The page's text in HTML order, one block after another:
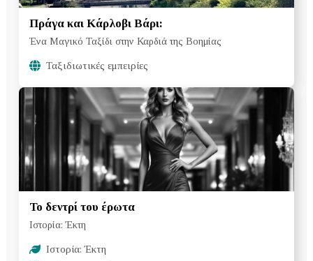
Πράγα και Κάρλοβι Βάρι:
Ένα Μαγικό Ταξίδι στην Καρδιά της Βοημίας
Ταξιδιωτικές εμπειρίες
Το δεντρί του έρωτα
Ιστορία: Έκτη
Ιστορία: Έκτη